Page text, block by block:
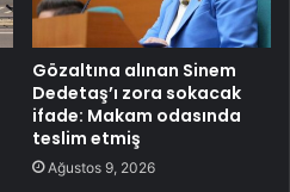
Gözaltına alınan Sinem
Dedetaş’ı zora sokacak
ifade: Makam odasında
teslim etmiş
Ağustos 9, 2026